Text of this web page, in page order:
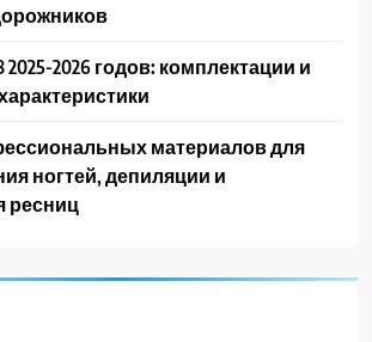
2026 годов: комплектации и
материалов для
ногтей, депиляции и
ресниц